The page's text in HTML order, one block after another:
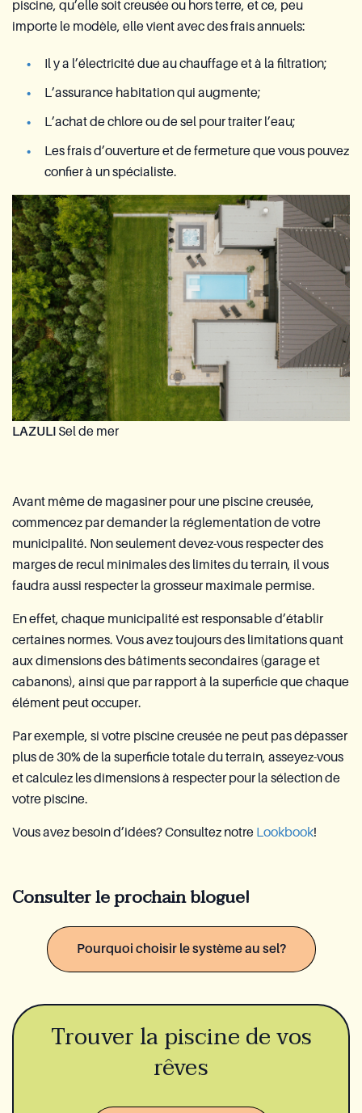
piscine, qu’elle soit creusée ou hors terre, et ce, peu
importe le modèle, elle vient avec des frais annuels:
Il y a l’électricité due au chauffage et à la filtration;
L’assurance habitation qui augmente;
L’achat de chlore ou de sel pour traiter l’eau;
Les frais d’ouverture et de fermeture que vous pouvez
confier à un spécialiste.
LAZULI Sel de mer
Avant même de magasiner pour une piscine creusée,
commencez par demander la réglementation de votre
municipalité. Non seulement devez-vous respecter des
marges de recul minimales des limites du terrain, il vous
faudra aussi respecter la grosseur maximale permise.
En effet, chaque municipalité est responsable d’établir
certaines normes. Vous avez toujours des limitations quant
aux dimensions des bâtiments secondaires (garage et
cabanons), ainsi que par rapport à la superficie que chaque
élément peut occuper.
Par exemple, si votre piscine creusée ne peut pas dépasser
plus de 30% de la superficie totale du terrain, asseyez-vous
et calculez les dimensions à respecter pour la sélection de
votre piscine.
Vous avez besoin d’idées? Consultez notre Lookbook!
Consulter le prochain blogue!
Pourquoi choisir le système au sel?
Trouver la piscine de vos
rêves